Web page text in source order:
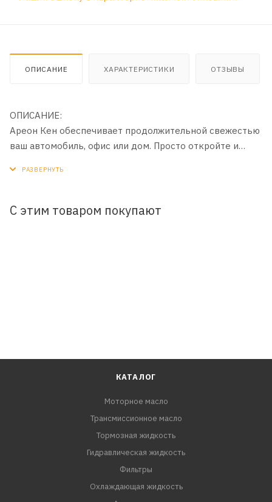
ОПИСАНИЕ ХАРАКТЕРИСТИКИ ОТЗЫВЫ
ОПИСАНИЕ:
Ареон Кен обеспечивает продолжительной свежестью
ваш автомобиль, офис или дом. Просто откройте и
С этим товаром покупают
КАТАЛОГ
Моторное масло
Трансмиссионное масло
Тормозная жидкость
Гидравлическая жидкость
Фильтры
Охлаждающая жидкость